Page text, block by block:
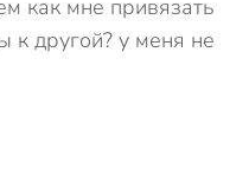
как мне привязать
к другой? у меня не